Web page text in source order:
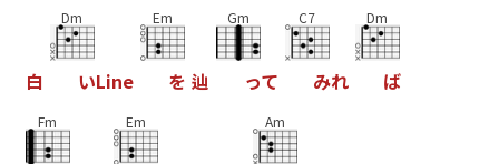
白
Dm
いLine
Em
を 辿
Gm
って
C7
みれ
Dm
ば
Fm Em Am